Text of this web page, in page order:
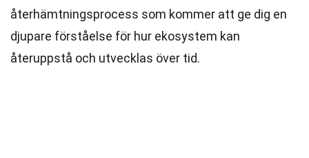
återhämtningsprocess som kommer att ge dig en
djupare förståelse för hur ekosystem kan
återuppstå och utvecklas över tid.